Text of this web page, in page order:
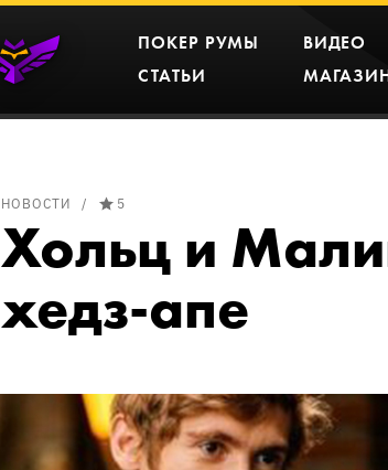
ПОКЕР РУМЫ
СТАТЬИ
ВИДЕО
НОВОСТИ 5
Хольц и
хедз-апе